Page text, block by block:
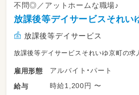
不問◎／アットホームな職場♪
放課後等デイサービスそれい
放課後等デイサービス
放課後等デイサービスそれいゆ京町の求
雇用形態
アルバイト・パート
給与
時給1,200円 〜